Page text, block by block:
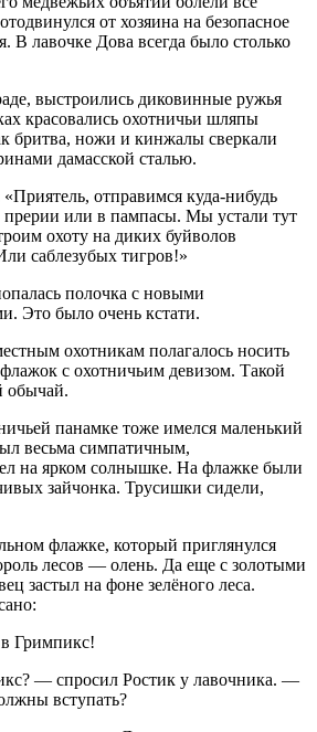
от хозяина на безопасное
В лавочке Дова всегда было столько
выстроились диковинные ружья
красовались охотничьи шляпы
бритва, ножи и кинжалы сверкали
дамасской сталью.
отправимся куда-нибудь
или в пампасы. Мы устали тут
охоту на диких буйволов
саблезубых тигров!»
полочка с новыми
Это было очень кстати.
охотникам полагалось носить
с охотничьим девизом. Такой
обычай.
панамке тоже имелся маленький
весьма симпатичным,
на ярком солнышке. На флажке были
зайчонка. Трусишки сидели,
флажке, который приглянулся
лесов — олень. Да еще с золотыми
застыл на фоне зелёного леса.
Гримпикс!
— спросил Ростик у лавочника. —
вступать?